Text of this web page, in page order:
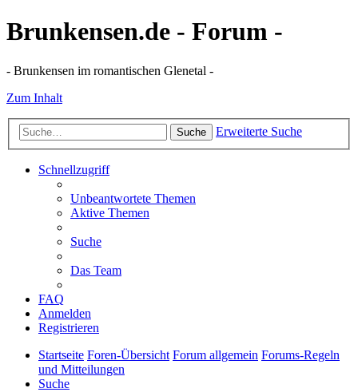
Brunkensen.de - Forum -
- Brunkensen im romantischen Glenetal -
Zum Inhalt
Suche Erweiterte Suche
Schnellzugriff
Unbeantwortete Themen
Aktive Themen
Suche
Das Team
FAQ
Anmelden
Registrieren
Startseite Foren-Übersicht Forum allgemein Forums-Regeln
und Mitteilungen
Suche